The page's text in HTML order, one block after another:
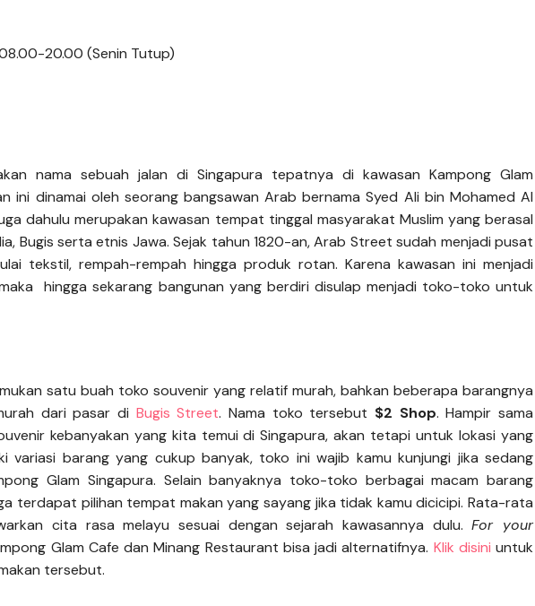
20.00 (Senin Tutup)
nama sebuah jalan di Singapura tepatnya di kawasan Kampong Glam
ini dinamai oleh seorang bangsawan Arab bernama Syed Ali bin Mohamed Al
dahulu merupakan kawasan tempat tinggal masyarakat Muslim yang berasal
Bugis serta etnis Jawa. Sejak tahun 1820-an, Arab Street sudah menjadi pusat
tekstil, rempah-rempah hingga produk rotan. Karena kawasan ini menjadi
hingga sekarang bangunan yang berdiri disulap menjadi toko-toko untuk
satu buah toko souvenir yang relatif murah, bahkan beberapa barangnya
dari pasar di Bugis Street. Nama toko tersebut $2 Shop. Hampir sama
kebanyakan yang kita temui di Singapura, akan tetapi untuk lokasi yang
variasi barang yang cukup banyak, toko ini wajib kamu kunjungi jika sedang
Glam Singapura. Selain banyaknya toko-toko berbagai macam barang
terdapat pilihan tempat makan yang sayang jika tidak kamu dicicipi. Rata-rata
cita rasa melayu sesuai dengan sejarah kawasannya dulu.For your
Glam Cafe dan Minang Restaurant bisa jadi alternatifnya. Klik disini untuk
tersebut.